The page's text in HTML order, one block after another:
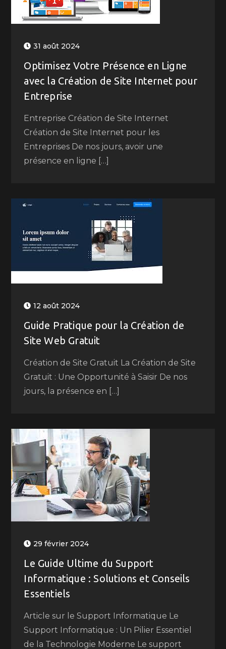
31 août 2024
Optimisez Votre Présence en Ligne
avec la Création de Site Internet pour
Entreprise
Entreprise Création de Site Internet
Création de Site Internet pour les
Entreprises De nos jours, avoir une
présence en ligne […]
12 août 2024
Guide Pratique pour la Création de
Site Web Gratuit
Création de Site Gratuit La Création de Site
Gratuit : Une Opportunité à Saisir De nos
jours, la présence en […]
29 février 2024
Le Guide Ultime du Support
Informatique : Solutions et Conseils
Essentiels
Article sur le Support Informatique Le
Support Informatique : Un Pilier Essentiel
de la Technologie Moderne Le support